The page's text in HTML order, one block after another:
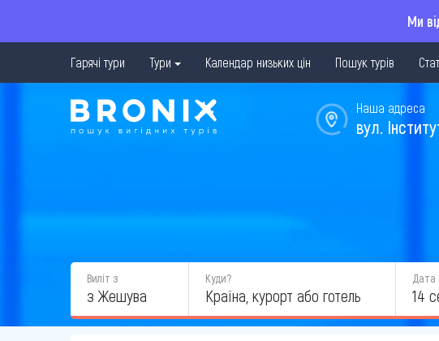
Ми
Гарячі тури Тури Календар низьких цін Пошук турів
Наша адреса
вул.
Виліт з
з Жешува
Куди? Дата
14